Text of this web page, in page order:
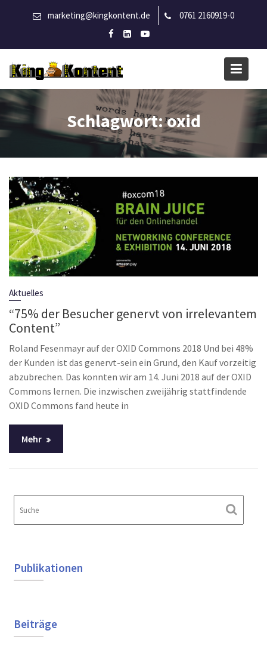
p
c
t
marketing@kingkontent.de 0761 2160919-0
Schlagwort:oxid
Aktuelles
“75% der Besucher genervt von irrelevantem
Content”
Roland Fesenmayr auf der OXID Commons 2018 Und bei 48%
der Kunden ist das genervt-sein ein Grund, den Kauf vorzeitig
abzubrechen. Das konnten wir am 14. Juni 2018 auf der OXID
Commons lernen. Die inzwischen zweijährig stattfindende
OXID Commons fand heute in
Mehr
Publikationen
Beiträge